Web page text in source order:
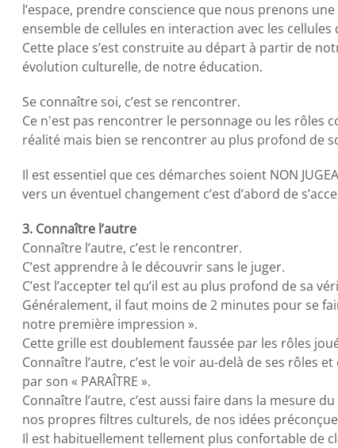
l’espace, prendre conscience que nous prenons
ensemble de cellules en interaction avec les
Cette place s’est construite au départ à partir de
évolution culturelle, de notre éducation.
Se connaître soi, c’est se rencontrer.
Ce n'est pas rencontrer le personnage ou les
réalité mais bien se rencontrer au plus profond de
Il est essentiel que ces démarches soient NON
vers un éventuel changement c’est d’abord de
3. Connaître l’autre
Connaître l’autre, c’est le rencontrer.
C’est apprendre à le découvrir sans le juger.
C’est l’accepter tel qu’il est au plus profond de sa
Généralement, il faut moins de 2 minutes pour se
notre première impression ».
Cette grille est doublement faussée par les rôles
Connaître l’autre, c’est le voir au-delà de ses rôles
par son « PARAÎTRE ».
Connaître l’autre, c’est aussi faire dans la mesure
nos propres filtres culturels, de nos idées
Il est habituellement tellement plus confortable de